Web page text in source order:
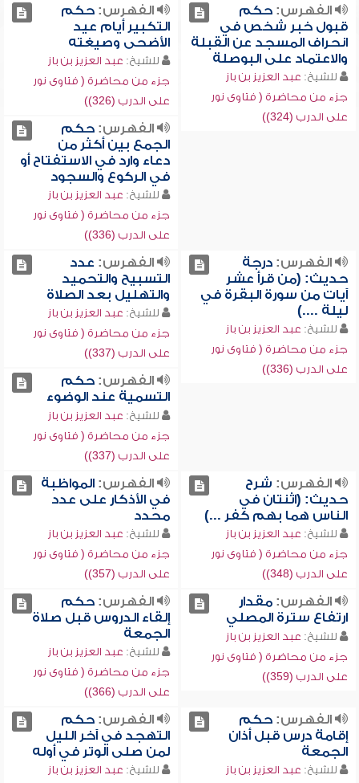
الفهرس:حكم
قبول خبر شخص في
انحراف المسجد عن القبلة
والاعتماد على البوصلة
للشيخ: عبد العزيز بن باز
جزء من محاضرة ( فتاوى نور
على الدرب (324))
الفهرس:حكم
التكبير أيام عيد
الأضحى وصيغته
للشيخ: عبد العزيز بن باز
جزء من محاضرة ( فتاوى نور
على الدرب (326))
الفهرس:حكم
الجمع بين أكثر من
دعاء وارد في الاستفتاح أو
في الركوع والسجود
للشيخ: عبد العزيز بن باز
جزء من محاضرة ( فتاوى نور
على الدرب (336))
الفهرس:درجة
حديث: (من قرأ عشر
آيات من سورة البقرة في
ليلة ....)
للشيخ: عبد العزيز بن باز
جزء من محاضرة ( فتاوى نور
على الدرب (336))
الفهرس: عدد
التسبيح والتحميد
والتهليل بعد الصلاة
للشيخ: عبد العزيز بن باز
جزء من محاضرة ( فتاوى نور
على الدرب (337))
الفهرس:حكم
التسمية عند الوضوء
للشيخ: عبد العزيز بن باز
جزء من محاضرة ( فتاوى نور
على الدرب (337))
الفهرس: شرح
حديث: (اثنتان في
الناس هما بهم كفر ...)
للشيخ: عبد العزيز بن باز
جزء من محاضرة ( فتاوى نور
على الدرب (348))
الفهرس:المواظبة
في الأذكار على عدد
محدد
للشيخ: عبد العزيز بن باز
جزء من محاضرة ( فتاوى نور
على الدرب (357))
الفهرس:مقدار
ارتفاع سترة المصلي
للشيخ: عبد العزيز بن باز
جزء من محاضرة ( فتاوى نور
على الدرب (359))
الفهرس:حكم
إلقاء الدروس قبل صلاة
الجمعة
للشيخ: عبد العزيز بن باز
جزء من محاضرة ( فتاوى نور
على الدرب (366))
الفهرس:حكم
إقامة درس قبل أذان
الجمعة
للشيخ: عبد العزيز بن باز
الفهرس:حكم
التهجد في آخر الليل
لمن صلى الوتر في أوله
للشيخ: عبد العزيز بن باز